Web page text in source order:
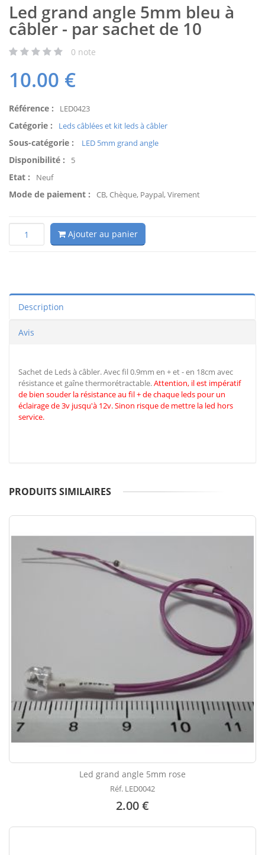
Led grand angle 5mm bleu à
câbler - par sachet de 10
0 note
10.00 €
Référence : LED0423
Catégorie : Leds câblées et kit leds à câbler
Sous-catégorie : LED 5mm grand angle
Disponibilité : 5
Etat : Neuf
Mode de paiement : CB, Chèque, Paypal, Virement
Ajouter au panier
Description
Avis
Sachet de Leds à câbler. Avec fil 0.9mm en + et - en 18cm avec
résistance et gaîne thermorétractable.Attention, il est impératif
de bien souder la résistance au fil + de chaque leds pour un
éclairage de 3v jusqu'à 12v. Sinon risque de mettre la led hors
service.
PRODUITS SIMILAIRES
Led grand angle 5mm rose
Réf. LED0042
2.00 €